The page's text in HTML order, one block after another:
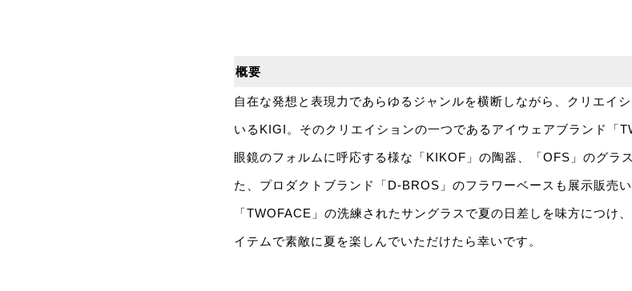
概要
自在な発想と表現力であらゆるジャンルを横断しながら、クリエイ
いるKIGI。そのクリエイションの一つであるアイウェアブランド「
眼鏡のフォルムに呼応する様な「KIKOF」の陶器、「OFS」のグラ
た、プロダクトブランド「D-BROS」のフラワーベースも展示販売い
「TWOFACE」の洗練されたサングラスで夏の日差しを味方につけ
イテムで素敵に夏を楽しんでいただけたら幸いです。